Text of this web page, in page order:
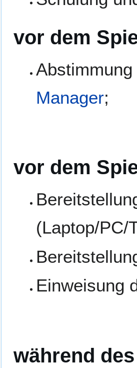
vor dem
Manager;
vor dem
(Laptop/PC/
Einweisung
während